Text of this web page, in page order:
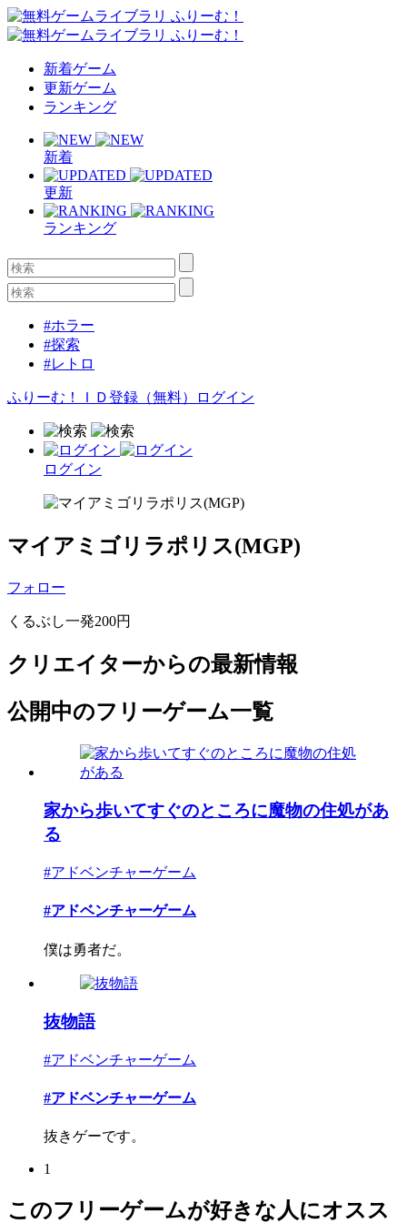
新着ゲーム
更新ゲーム
ランキング
新着
更新
ランキング
#ホラー
#探索
#レトロ
ふりーむ！ＩＤ登録（無料） ログイン
ログイン
マイアミゴリラポリス(MGP)
フォロー
くるぶし一発200円
クリエイターからの最新情報
公開中のフリーゲーム一覧
家から歩いてすぐのところに魔物の住処があ
る
#アドベンチャーゲーム
#アドベンチャーゲーム
僕は勇者だ。
抜物語
#アドベンチャーゲーム
#アドベンチャーゲーム
抜きゲーです。
1
このフリーゲームが好きな人にオスス